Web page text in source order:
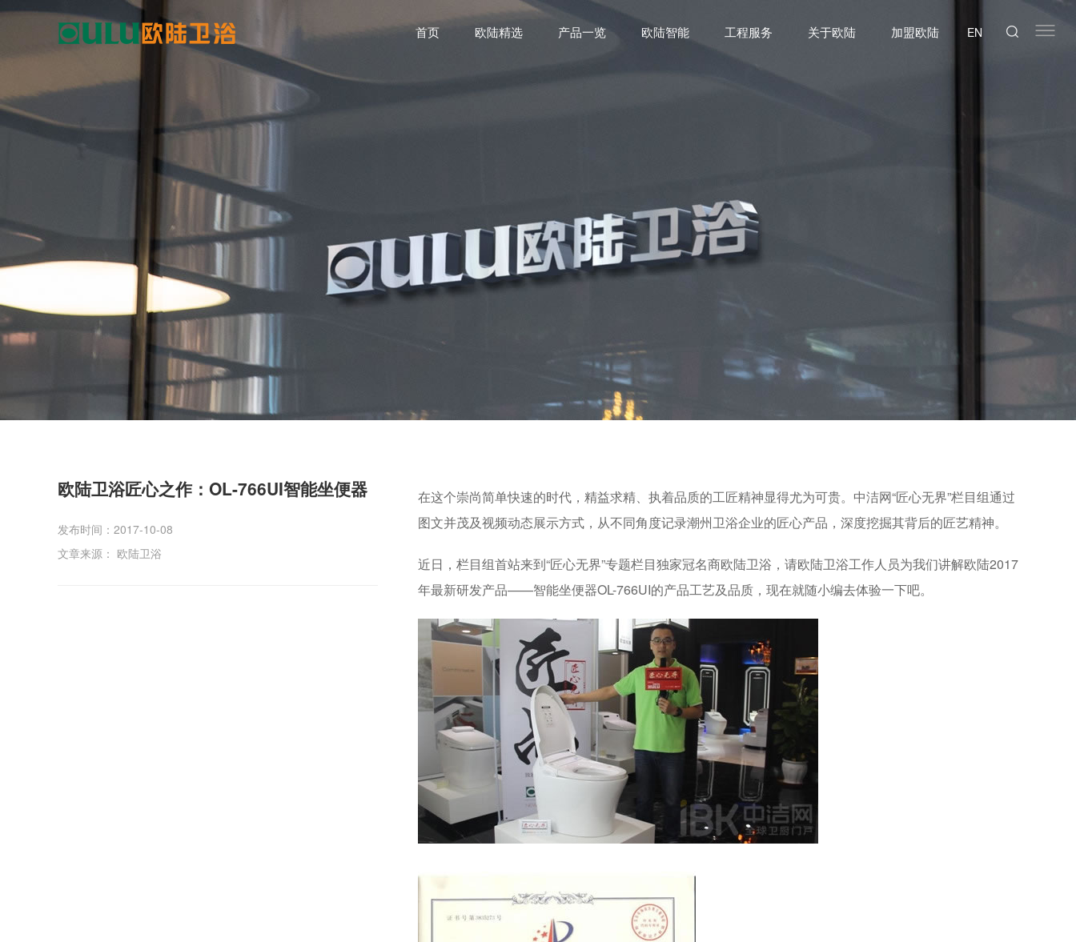
EN
首页 欧陆精选 产品一览 欧陆智能 工程服务 关于欧陆 加盟欧陆
欧陆卫浴匠心之作：OL-766UI智能坐便器
发布时间：2017-10-08
文章来源： 欧陆卫浴
在这个崇尚简单快速的时代，精益求精、执着品质的工匠精神显得尤为可贵。中洁网“匠心无界”栏目组通过
图文并茂及视频动态展示方式，从不同角度记录潮州卫浴企业的匠心产品，深度挖掘其背后的匠艺精神。
近日，栏目组首站来到“匠心无界”专题栏目独家冠名商欧陆卫浴，请欧陆卫浴工作人员为我们讲解欧陆2017
年最新研发产品——智能坐便器OL-766UI的产品工艺及品质，现在就随小编去体验一下吧。